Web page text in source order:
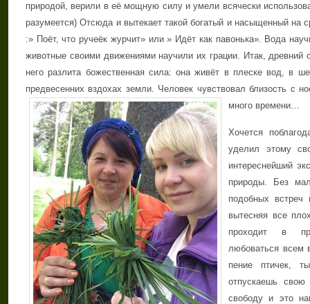
природой, верили в её мощную силу и умели всячески
разумеется) Отсюда и вытекает такой богатый и насыщенный на
:» Поёт, что ручеёк журчит» или » Идёт как павонька». Вода
животные своими движениями научили их грации. Итак, древний
него разлита божественная сила: она живёт в плеске вод, в
предвесенних вздохах земли. Человек чувствовал близость с
много времени…
Хочется
уделил этому
интереснейший
природы. Без
подобных встреч
вытесняя все
проходит в
любоваться всем
пение птичек,
отпускаешь
свободу и это